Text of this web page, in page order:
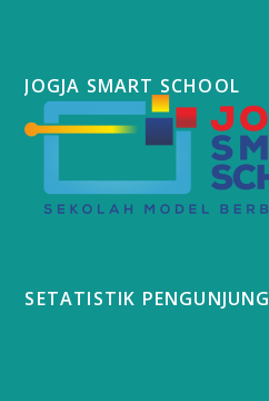
JOGJA SMART SCHOOL
SETATISTIK PENGUNJUNG